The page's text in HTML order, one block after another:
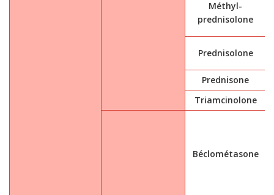
Méthyl-
prednisolone
Prednisolone
Prednisone
Triamcinolone
Béclométasone